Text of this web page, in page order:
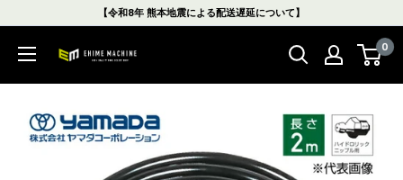
ン
【令和8年 熊本地震による配送遅延について】
エ
マ
シ
0